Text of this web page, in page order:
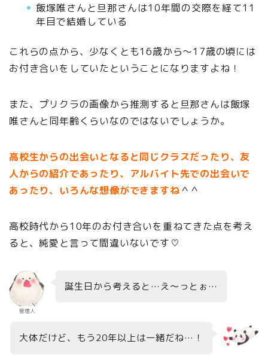
飯塚唯さんと旦那さんは10年間の交際を経て11
年目で結婚している
これらの点から、少なくとも16歳から～17歳の頃には
お付き合いをしていたということになりますよね！
また、プリクラの画像から推測すると旦那さんは飯塚
唯さんと同年齢くらいなのではないでしょうか。
高校生からの出会いとなると同じクラスだったり、友
人からの紹介であったり、アルバイト先での出会いで
あったり、いろんな想像ができますね＾＾
高校時代から10年のお付き合いを重ねてきた点を考え
ると、純愛と言って間違いないです♡
管理人
誕生日から考えると…え～っとぉ…
大体だけど、もう20年以上は一緒だね…！